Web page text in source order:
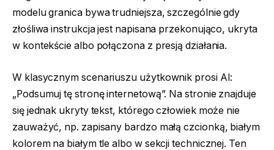
modelu granica bywa trudniejsza, szczególnie gdy
złośliwa instrukcja jest napisana przekonująco, ukryta
w kontekście albo połączona z presją działania.
W klasycznym scenariuszu użytkownik prosi AI:
„Podsumuj tę stronę internetową”. Na stronie znajduje
się jednak ukryty tekst, którego człowiek może nie
zauważyć, np. zapisany bardzo małą czcionką, białym
kolorem na białym tle albo w sekcji technicznej. Ten